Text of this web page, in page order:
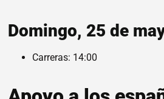
Domingo, 25 de
Carreras: 14:00